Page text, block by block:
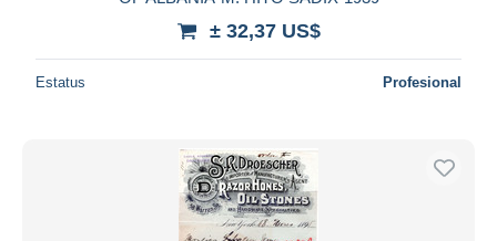
± 32,37 US$
Estatus Profesional